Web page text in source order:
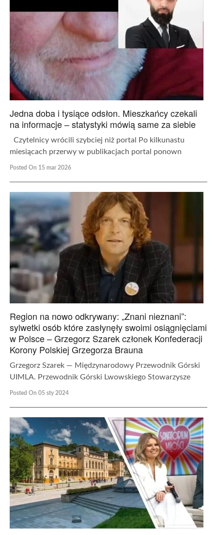
Jedna doba i tysiące odsłon. Mieszkańcy czekali
na informacje – statystyki mówią same za siebie
Czytelnicy wrócili szybciej niż portal Po kilkunastu
miesiącach przerwy w publikacjach portal ponown
Posted On 15 mar 2026
Region na nowo odkrywany: „Znani nieznani”:
sylwetki osób które zasłynęły swoimi osiągnięciami
w Polsce – Grzegorz Szarek członek Konfederacji
Korony Polskiej Grzegorza Brauna
Grzegorz Szarek — Międzynarodowy Przewodnik Górski
UIMLA. Przewodnik Górski Lwowskiego Stowarzysze
Posted On 05 sty 2024